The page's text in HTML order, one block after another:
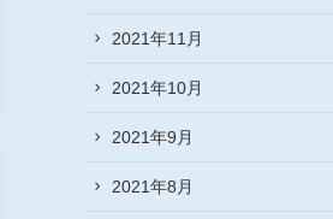
2021年11月
2021年10月
2021年9月
2021年8月